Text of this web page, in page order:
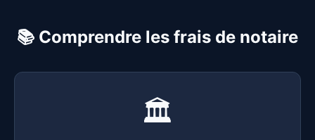
📚 Comprendre les frais de notaire
🏛️